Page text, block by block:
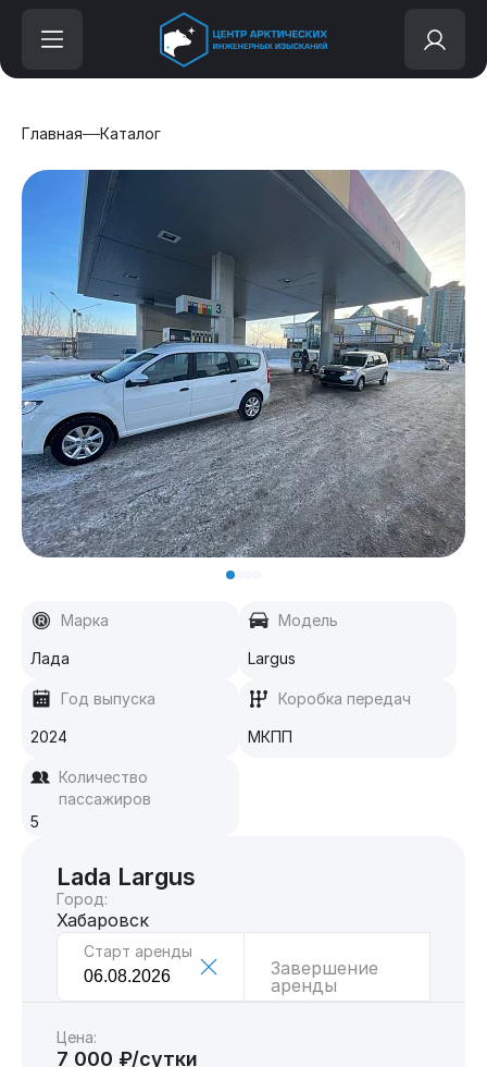
Главная Каталог
Марка
Лада
Модель
Largus
Год выпуска
2024
Коробка передач
МКПП
Количество
пассажиров
5
Lada Largus
Город:
Хабаровск
Старт аренды
Завершение
аренды
Цена:
7 000 ₽/сутки